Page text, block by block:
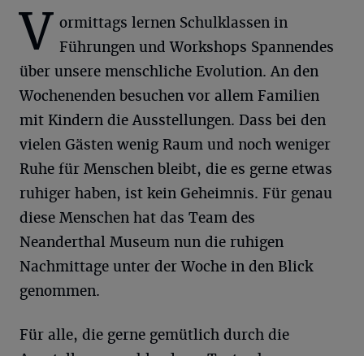
V ormittags lernen Schulklassen in
Führungen und Workshops Spannendes
über unsere menschliche Evolution. An den
Wochenenden besuchen vor allem Familien
mit Kindern die Ausstellungen. Dass bei den
vielen Gästen wenig Raum und noch weniger
Ruhe für Menschen bleibt, die es gerne etwas
ruhiger haben, ist kein Geheimnis. Für genau
diese Menschen hat das Team des
Neanderthal Museum nun die ruhigen
Nachmittage unter der Woche in den Blick
genommen.
Für alle, die gerne gemütlich durch die